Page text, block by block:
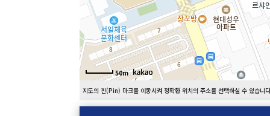
50m
지도의 핀(Pin) 마크를 이동시켜 정확한 위치의 주소를 선택하실 수 있습니